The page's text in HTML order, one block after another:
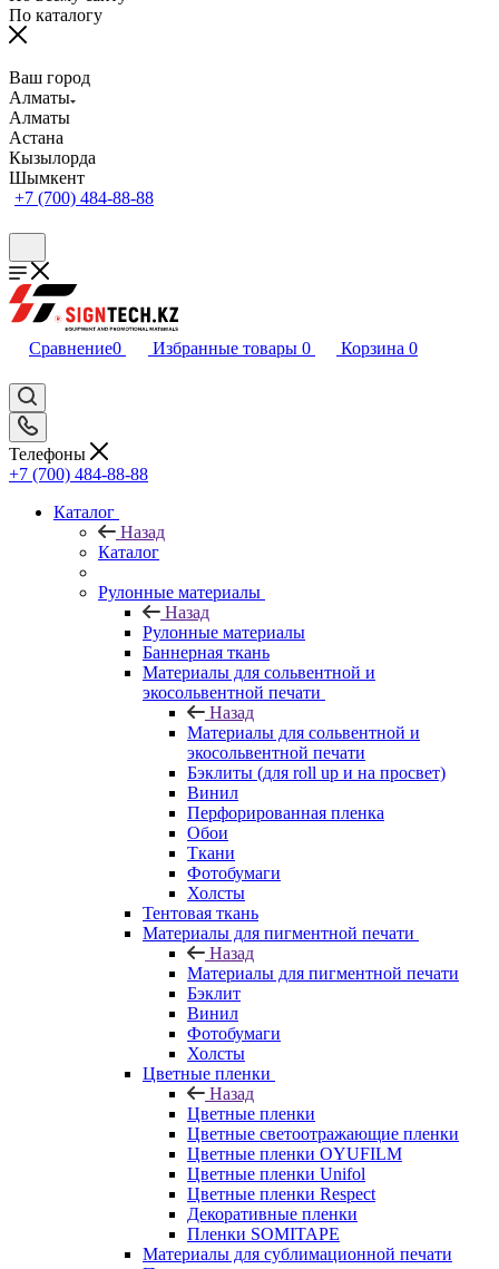
По каталогу
Ваш город
Алматы
Алматы
Астана
Кызылорда
Шымкент
+7 (700) 484-88-88
Сравнение0 Избранные товары 0 Корзина 0
Телефоны
+7 (700) 484-88-88
Каталог
Назад
Каталог
Рулонные материалы
Назад
Рулонные материалы
Баннерная ткань
Материалы для сольвентной и
экосольвентной печати
Назад
Материалы для сольвентной и
экосольвентной печати
Бэклиты (для roll up и на просвет)
Винил
Перфорированная пленка
Обои
Ткани
Фотобумаги
Холсты
Тентовая ткань
Материалы для пигментной печати
Назад
Материалы для пигментной печати
Бэклит
Винил
Фотобумаги
Холсты
Цветные пленки
Назад
Цветные пленки
Цветные светоотражающие пленки
Цветные пленки OYUFILM
Цветные пленки Unifol
Цветные пленки Respect
Декоративные пленки
Пленки SOMITAPE
Материалы для сублимационной печати